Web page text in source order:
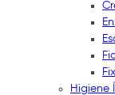
Higiene